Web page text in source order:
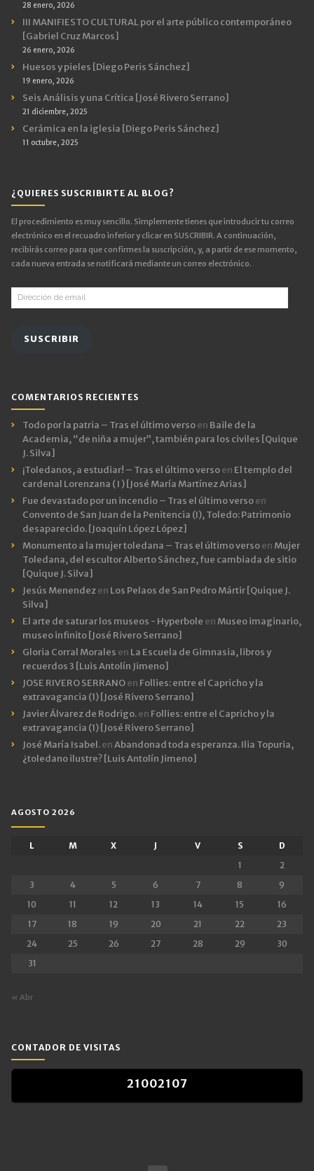
28 enero, 2026
III MANIFIESTO CULTURAL por el arte público contemporáneo
[Gabriel Cruz Marcos]
26 enero, 2026
Huesos y pieles [Diego Peris Sánchez]
19 enero, 2026
Seis Análisis y una Crítica [José Rivero Serrano]
21 diciembre, 2025
Cerámica en la iglesia [Diego Peris Sánchez]
11 octubre, 2025
¿QUIERES SUSCRIBIRTE AL BLOG?
El procedimiento es muy sencillo. Simplemente tienes que introducir tu correo
electrónico en el recuadro inferior y clicar en SUSCRIBIR. A continuación,
recibirás correo para que confirmes la suscripción, y, a partir de ese momento,
cada nueva entrada se notificará mediante un correo electrónico.
Dirección
de
SUSCRIBIR
COMENTARIOS RECIENTES
Todo por la patria – Tras el último versoen Baile de la
Academia, “de niña a mujer”, también para los civiles [Quique
J. Silva]
¡Toledanos, a estudiar! – Tras el último versoen El templo del
cardenal Lorenzana ( I ) [José María Martínez Arias]
Fue devastado por un incendio – Tras el último versoen
Convento de San Juan de la Penitencia (I), Toledo: Patrimonio
desaparecido. [Joaquín López López]
Monumento a la mujer toledana – Tras el último versoen Mujer
Toledana, del escultor Alberto Sánchez, fue cambiada de sitio
[Quique J. Silva]
Jesús Menendezen Los Pelaos de San Pedro Mártir [Quique J.
Silva]
El arte de saturar los museos - Hyperbole en Museo imaginario,
museo infinito [José Rivero Serrano]
Gloria Corral Morales en La Escuela de Gimnasia, libros y
recuerdos 3 [Luis Antolín Jimeno]
JOSE RIVERO SERRANOen Follies: entre el Capricho y la
extravagancia (1) [José Rivero Serrano]
Javier Álvarez de Rodrigo.en Follies: entre el Capricho y la
extravagancia (1) [José Rivero Serrano]
José María Isabel.enAbandonad toda esperanza. Ilia Topuria,
¿toledano ilustre? [Luis Antolín Jimeno]
AGOSTO 2026
L M X J V S
D
1
2
3
4 5 6 7 8
9
10
11 12 13 14 15
16
17
18 19 20 21 22
23
24
25 26 27 28 29
30
31
« Abr
CONTADOR DE VISITAS
21 0021 07